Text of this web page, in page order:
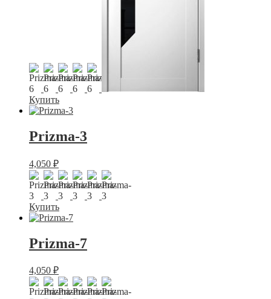
Купить
Prizma-3
4,050 ₽
Купить
Prizma-7
4,050 ₽